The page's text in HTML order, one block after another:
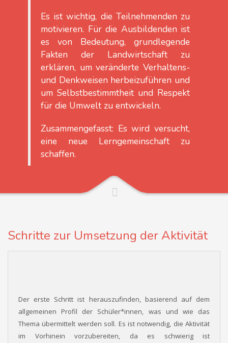
Es ist wichtig, die Teilnehmenden zu
motivieren. Für die Ausbildenden ist
es von Bedeutung, grundlegende
Fakten der Landwirtschaft zu
erklären, um veränderte Verhaltens-
und Denkweisen herbeizuführen und
um Selbstbestimmtheit und Respekt
für die Umwelt zu entwickeln.
Zusammengefasst: Es wird versucht,
eine neue Lerngemeinschaft zu
schaffen.
Schritte zur Umsetzung der Aktivität
Der erste Schritt ist herauszufinden, basierend auf dem
allgemeinen Profil der Schüler*innen, was und wie das
Thema übermittelt werden soll. Es ist notwendig, die Aktivität
im Vorhinein vorzubereiten, da es schwierig ist